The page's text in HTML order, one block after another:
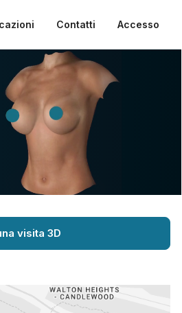
Contatti Accesso
visita 3D